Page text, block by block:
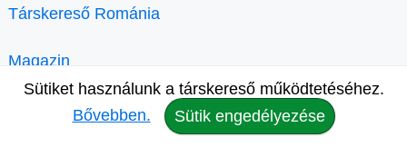
Társkereső Románia
Magazin
Sütiket használunk a társkereső működtetéséhez.
Bővebben.
Sütik engedélyezése